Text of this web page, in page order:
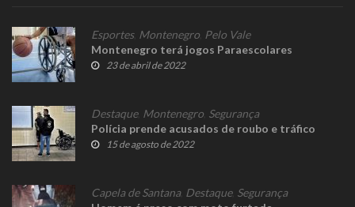
Esportes, Montenegro Pelo Vale
Montenegro terá jogos Paraescolares
23 de abril de 2022
Destaque, Montenegro Segurança
Polícia prende acusados de roubo e tráfico
15 de agosto de 2022
Capela de Santana, Destaque, Segurança